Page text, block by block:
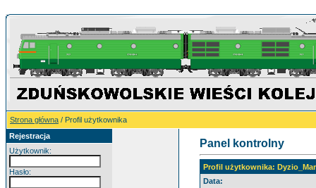
Strona główna / Profil użytkownika
Rejestracja
Użytkownik:
Hasło:
Panel kontrolny
Profil użytkownika:
Data: